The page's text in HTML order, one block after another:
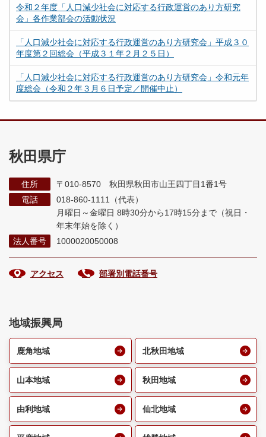
令和２年度「人口減少社会に対応する行政運営のあり方研究
会」各作業部会の活動状況
「人口減少社会に対応する行政運営のあり方研究会」平成３０
年度第２回総会（平成３１年２月２５日）
「人口減少社会に対応する行政運営のあり方研究会」令和元年
度総会（令和２年３月６日予定／開催中止）
秋田県庁
住所
〒010-8570 秋田県秋田市山王四丁目1番1号
電話
018-860-1111（代表）
月曜日～金曜日 8時30分から17時15分まで （祝日・
年末年始を除く）
法人番号
1000020050008
アクセス 部署別電話番号
地域振興局
鹿角地域 北秋田地域
山本地域 秋田地域
由利地域 仙北地域